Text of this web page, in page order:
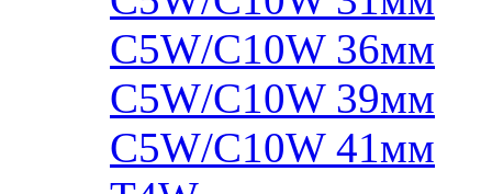
C5W/C10W 36мм
C5W/C10W 39мм
C5W/C10W 41мм